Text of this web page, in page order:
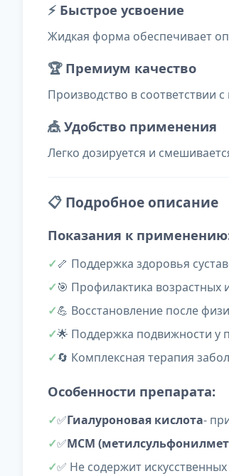
⚡ Быстрое усвоение
Жидкая форма обеспечивает
🏆 Премиум качество
Производство в соответствии
🎪 Удобство применения
Легко дозируется и
📋 Подробное описание
Показания к
🦴 Поддержка здоровья
🎯 Профилактика возрастных
💪 Восстановление после
🌟 Поддержка подвижности у
🔄 Комплексная терапия
Особенности препарата:
✅Гиалуроновая кислота-
✅МСМ
✅ Не содержит